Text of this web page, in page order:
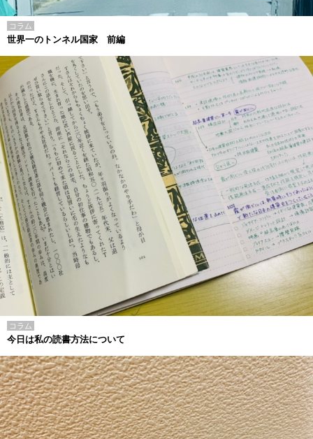
コラム
世界一のトンネル国家 前編
コラム
今日は私の読書方法について